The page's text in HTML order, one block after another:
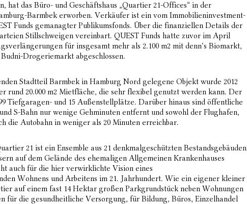
hat das Büro- und Geschäftshaus „Quartier 21-Offices“ in der
Barmbek erworben. Verkäufer ist ein vom Immobilieninvestment-
Funds gemanagter Publikumsfonds. Über die finanziellen Details der
Stillschweigen vereinbart. QUEST Funds hatte zuvor im April
für insgesamt mehr als 2.100 m2 mit denn‘s Biomarkt,
Drogeriemarkt abgeschlossen.
Stadtteil Barmbek in Hamburg Nord gelegene Objekt wurde 2012
rund 20.000 m2 Mietfläche, die sehr flexibel genutzt werden kann. Der
Tiefgaragen- und 15 Außenstellplätze. Darüber hinaus sind öffentliche
S-Bahn nur wenige Gehminuten entfernt und sowohl der Flughafen,
die Autobahn in weniger als 20 Minuten erreichbar.
21 ist ein Ensemble aus 21 denkmalgeschützten Bestandsgebäuden
auf dem Gelände des ehemaligen Allgemeinen Krankenhauses
auch für die hier verwirklichte Vision eines
Wohnens und Arbeitens im 21. Jahrhundert. Wie ein eigener kleiner
auf einem fast 14 Hektar großen Parkgrundstück neben Wohnungen
für die gesundheitliche Versorgung, für Bildung, Büros, Einzelhandel